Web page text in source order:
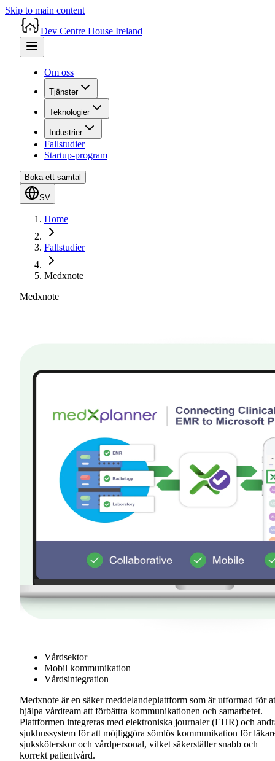
Skip to main content
Dev Centre House Ireland
Om oss
Tjänster
Teknologier
Industrier
Fallstudier
Startup-program
Boka ett samtal
SV
Home
Fallstudier
Medxnote
Medxnote
Vårdsektor
Mobil kommunikation
Vårdsintegration
Medxnote är en säker meddelandeplattform som är utformad för
hjälpa vårdteam att förbättra kommunikationen och samarbetet.
Plattformen integreras med elektroniska journaler (EHR) och
sjukhussystem för att möjliggöra sömlös kommunikation för
sjuksköterskor och vårdpersonal, vilket säkerställer snabb och
korrekt patientvård.